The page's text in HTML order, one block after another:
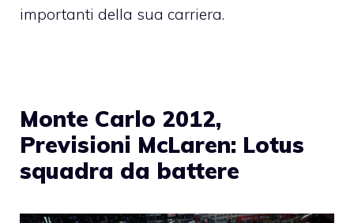
importanti della sua carriera.
Monte Carlo 2012,
Previsioni McLaren: Lotus
squadra da battere